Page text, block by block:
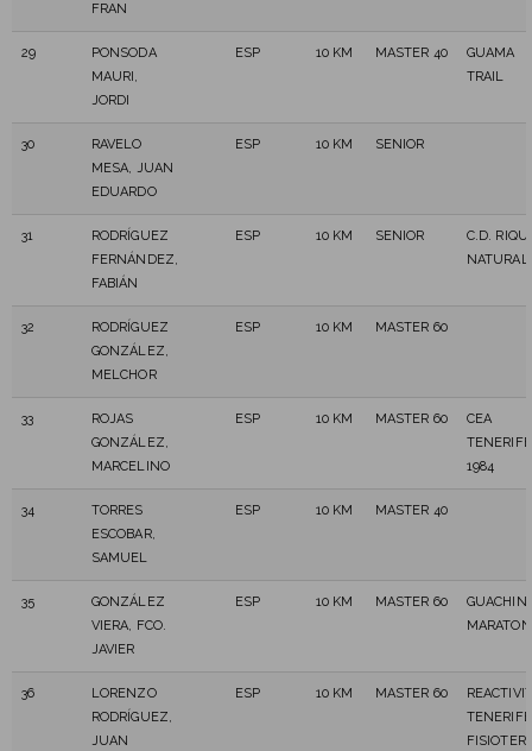
FRAN
29
PONSODA
MAURI,
JORDI
ESP 10 KM MASTER 40
GUAMA
TRAIL
30
RAVELO
MESA, JUAN
EDUARDO
ESP 10 KM SENIOR
31
RODRÍGUEZ
FERNÁNDEZ,
FABIÁN
ESP 10 KM SENIOR
C.D.
NATURAL
32
RODRÍGUEZ
GONZÁLEZ,
MELCHOR
ESP 10 KM MASTER 60
33
ROJAS
GONZÁLEZ,
MARCELINO
ESP 10 KM MASTER 60
CEA
TENERIFE
1984
34
TORRES
ESCOBAR,
SAMUEL
ESP 10 KM MASTER 40
35
GONZÁLEZ
VIERA, FCO.
JAVIER
ESP 10 KM MASTER 60
MARATON
36
LORENZO
RODRÍGUEZ,
JUAN
ESP 10 KM MASTER 60